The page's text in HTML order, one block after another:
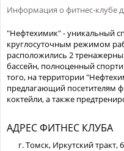
Информация о фитнес-клубе
"Нефтехимик" - уникальный
круглосуточным режимом
расположились 2
бассейн, полноценный
того, на территории
предлагающий посетителям
коктейли, а также
АДРЕС ФИТНЕС КЛУБА
г. Томск, Иркутский тракт,